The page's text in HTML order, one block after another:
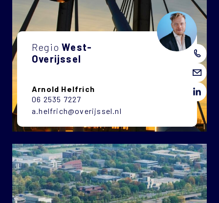
Regio West-
Overijssel
Arnold Helfrich
06 2535 7227
a.helfrich@overijssel.nl